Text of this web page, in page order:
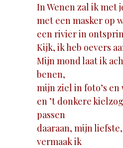
In Wenen zal ik met
met een masker op
een rivier in
Kijk, ik heb oevers
Mijn mond laat ik
benen,
mijn ziel in foto’s
en ’t donkere
passen
daaraan, mijn
vermaak ik